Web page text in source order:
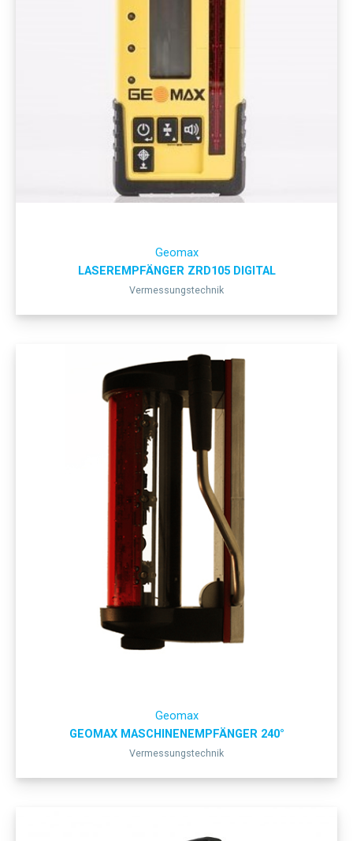
Geomax
LASEREMPFÄNGER ZRD105 DIGITAL
Vermessungstechnik
Geomax
GEOMAX MASCHINENEMPFÄNGER 240°
Vermessungstechnik